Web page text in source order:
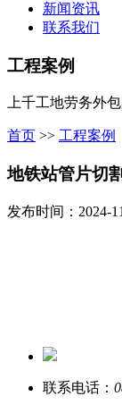
新闻资讯
联系我们
工程案例
上千工地劳务外包
首页 >> 工程案例
地铁站管片切割
发布时间：2024-
联系电话：